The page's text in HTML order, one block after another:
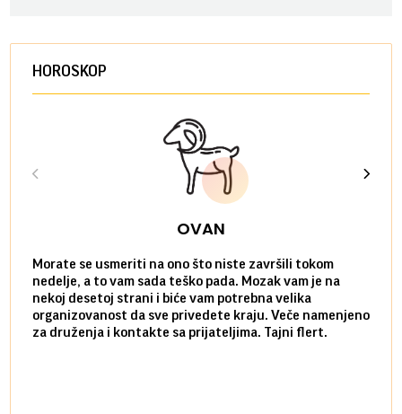
HOROSKOP
OVAN
Morate se usmeriti na ono što niste završili tokom
nedelje, a to vam sada teško pada. Mozak vam je na
nekoj desetoj strani i biće vam potrebna velika
organizovanost da sve privedete kraju. Veče namenjeno
za druženja i kontakte sa prijateljima. Tajni flert.